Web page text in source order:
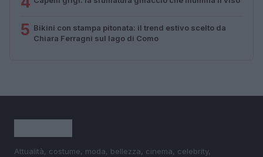
5 Bikini con stampa pitonata: il trend estivo scelto da
Chiara Ferragni sul lago di Como
Attualità, costume, moda, bellezza, cinema, celebrity,